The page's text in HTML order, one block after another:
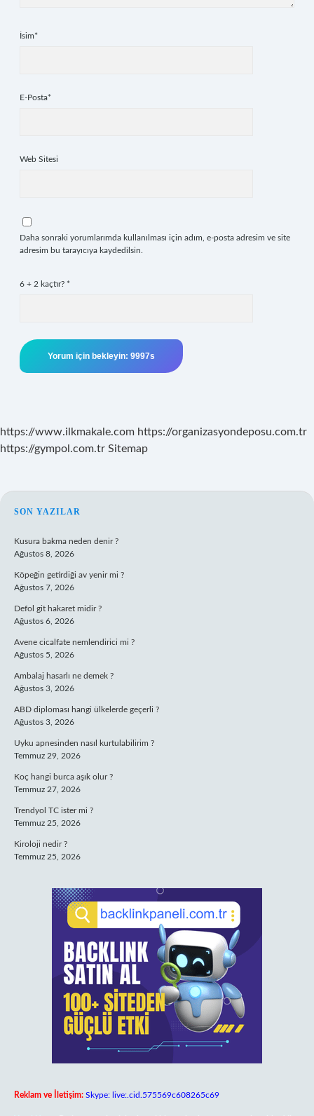
İsim*
E-Posta*
Web Sitesi
Daha sonraki yorumlarımda kullanılması için adım, e-posta adresim ve site
adresim bu tarayıcıya kaydedilsin.
6 + 2 kaçtır? *
https://www.ilkmakale.com https://organizasyondeposu.com.tr
https://gympol.com.tr Sitemap
SIDEBAR
SON YAZILAR
Kusura bakma neden denir ?
Ağustos 8, 2026
Köpeğin getirdiği av yenir mi ?
Ağustos 7, 2026
Defol git hakaret midir ?
Ağustos 6, 2026
Avene cicalfate nemlendirici mi ?
Ağustos 5, 2026
Ambalaj hasarlı ne demek ?
Ağustos 3, 2026
ABD diploması hangi ülkelerde geçerli ?
Ağustos 3, 2026
Uyku apnesinden nasıl kurtulabilirim ?
Temmuz 29, 2026
Koç hangi burca aşık olur ?
Temmuz 27, 2026
Trendyol TC ister mi ?
Temmuz 25, 2026
Kiroloji nedir ?
Temmuz 25, 2026
Reklam ve İletişim: Skype: live:.cid.575569c608265c69